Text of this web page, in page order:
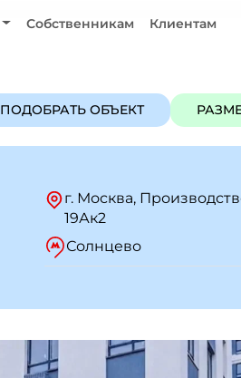
Собственникам Клиентам
ПОДОБРАТЬ ОБЪЕКТ
г. Москва,
19Ак2
Солнцево